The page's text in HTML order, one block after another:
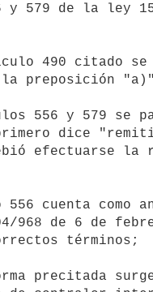
preposición
dice
efectuarse la
968 de 6 de
términos;